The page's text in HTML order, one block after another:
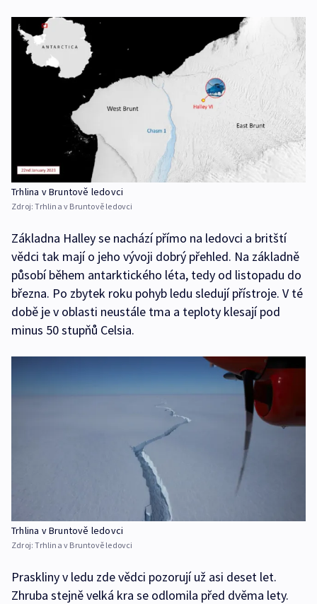
Trhlina v Bruntově ledovci
Zdroj:Trhlina v Bruntově ledovci
Základna Halley se nachází přímo na ledovci a britští
vědci tak mají o jeho vývoji dobrý přehled. Na základně
působí během antarktického léta, tedy od listopadu do
března. Po zbytek roku pohyb ledu sledují přístroje. V té
době je v oblasti neustále tma a teploty klesají pod
minus 50 stupňů Celsia.
Trhlina v Bruntově ledovci
Zdroj:Trhlina v Bruntově ledovci
Praskliny v ledu zde vědci pozorují už asi deset let.
Zhruba stejně velká kra se odlomila před dvěma lety.